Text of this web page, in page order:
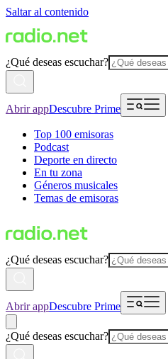
Saltar al contenido
¿Qué deseas escuchar?
Abrir appDescubre Prime
Top 100 emisoras
Podcast
Deporte en directo
En tu zona
Géneros musicales
Temas de emisoras
¿Qué deseas escuchar?
Abrir appDescubre Prime
¿Qué deseas escuchar?